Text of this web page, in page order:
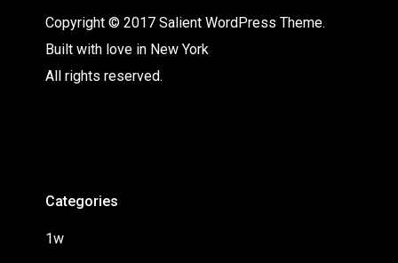
Copyright © 2017 Salient WordPress Theme.
Built with love in New York
All rights reserved.
Categories
1w